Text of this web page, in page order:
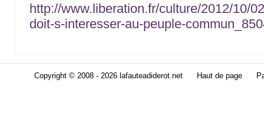
http://www.liberation.fr/culture/2012/10/
doit-s-interesser-au-peuple-
Copyright © 2008 - 2026 lafauteadiderot.net Haut de page